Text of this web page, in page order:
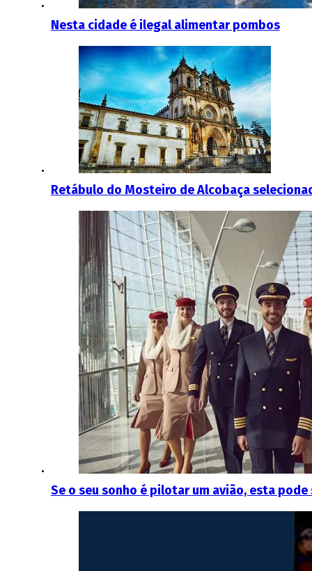
Nesta cidade é ilegal alimentar pombos
Retábulo do Mosteiro de Alcobaça
Se o seu sonho é pilotar um avião, esta